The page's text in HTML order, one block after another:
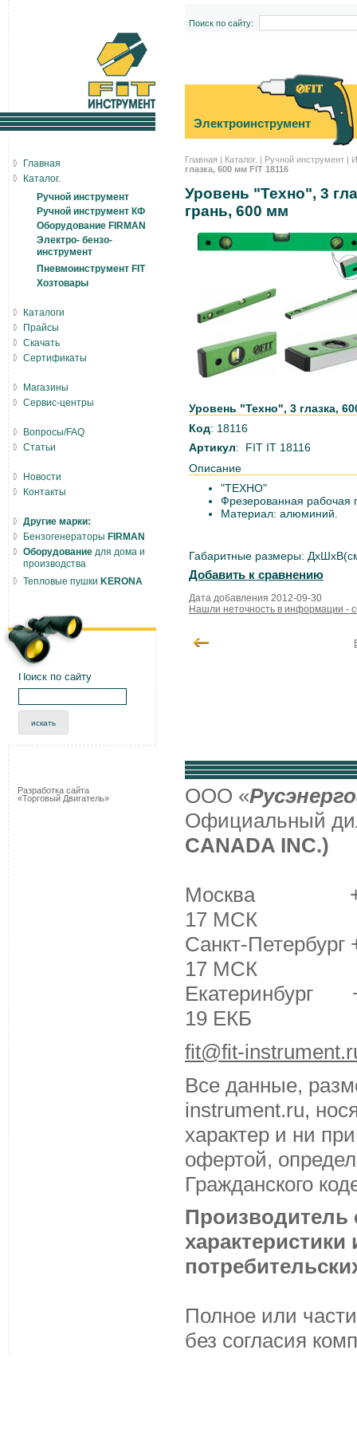
Поиск по сайту:
Электроинструмент
Главная | Каталог. | Ручной инструмент |
глазка, 600 мм FIT 18116
Уровень "Техно", 3
грань, 600 мм
Уровень "Техно", 3 глазка,
Код: 18116
Артикул: FIT IT 18116
Описание
"ТЕХНО"
Фрезерованная рабочая
Материал: алюминий.
Габаритные размеры:
Добавить к сравнению
Дата добавления 2012-09-30
Нашли неточность в информации -
Главная
Каталог.
Ручной инструмент
Ручной инструмент КФ
Оборудование FIRMAN
Электро- бензо-
инструмент
Пневмоинструмент FIT
Хозтовары
Каталоги
Прайсы
Скачать
Сертификаты
Магазины
Сервис-центры
Вопросы/FAQ
Статьи
Новости
Контакты
Другие марки:
Бензогенераторы FIRMAN
Оборудование для дома и
производства
Тепловые пушки KERONA
Поиск по сайту
Разработка сайта
«Торговый Двигатель»
ООО «
Официальный
CANADA INC.)
Москва +7
17 МСК
Санкт-
17 МСК
Екатеринбург
19 ЕКБ
fit@fit-
Все данные,
instrument.ru,
характер и ни
офертой,
Гражданского
Производитель
Полное или
без согласия